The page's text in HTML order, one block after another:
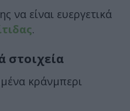
να είναι ευεργετικά
.
στοιχεία
κράνμπερι